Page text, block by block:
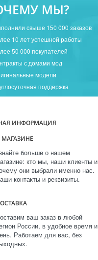
МЫ?
свыше 150 000 заказов
10 лет успешной работы
50 000 покупателей
с домами мод
модели
поддержка
ИНФОРМАЦИЯ
МАГАЗИНЕ
больше о нашем
кто мы, наши клиенты и
они выбрали именно нас.
контакты и реквизиты.
ваш заказ в любой
России, в удобное время и
Работаем для вас, без